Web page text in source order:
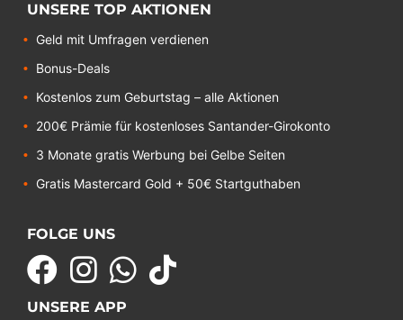
UNSERE TOP AKTIONEN
Geld mit Umfragen verdienen
Bonus-Deals
Kostenlos zum Geburtstag – alle Aktionen
200€ Prämie für kostenloses Santander-Girokonto
3 Monate gratis Werbung bei Gelbe Seiten
Gratis Mastercard Gold + 50€ Startguthaben
FOLGE UNS
UNSERE APP